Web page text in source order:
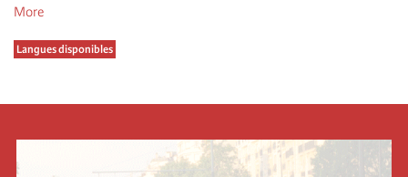
More
Langues disponibles